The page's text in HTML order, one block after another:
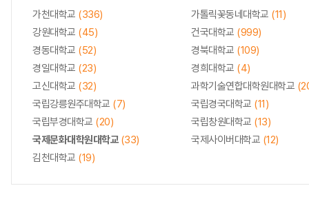
가천대학교 (336) 가톨릭꽃동네대학교 (11)
강원대학교 (45) 건국대학교 (999)
경동대학교 (52) 경북대학교 (109)
경일대학교 (23) 경희대학교 (4)
고신대학교 (32) 과학기술연합대학원대학교
국립강릉원주대학교 (7) 국립경국대학교 (11)
국립부경대학교 (20) 국립창원대학교 (13)
국제문화대학원대학교(33) 국제사이버대학교 (12)
김천대학교 (19)